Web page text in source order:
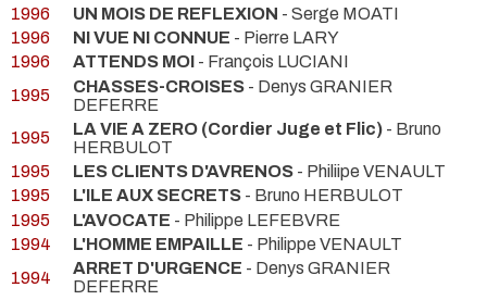
1996
UN MOIS DE REFLEXION - Serge MOATI
1996
NI VUE NI CONNUE - Pierre LARY
1996
ATTENDS MOI - François LUCIANI
1995
CHASSES-CROISES - Denys GRANIER
DEFERRE
1995
LA VIE A ZERO (Cordier Juge et Flic) - Bruno
HERBULOT
1995
LES CLIENTS D'AVRENOS - Philiipe VENAULT
1995
L'ILE AUX SECRETS - Bruno HERBULOT
1995
L'AVOCATE - Philippe LEFEBVRE
1994
L'HOMME EMPAILLE - Philippe VENAULT
1994
ARRET D'URGENCE - Denys GRANIER
DEFERRE